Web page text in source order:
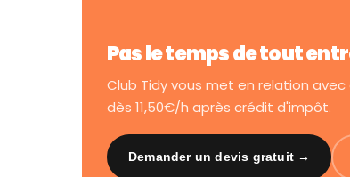
Pas le temps de tout
Club Tidy vous met en relation
dès 11,50€/h après crédit d'impôt.
Demander un devis gratuit →